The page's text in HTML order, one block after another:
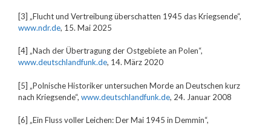
[3] „Flucht und Vertreibung überschatten 1945 das Kriegsende“,
www.ndr.de, 15. Mai 2025
[4] „Nach der Übertragung der Ostgebiete an Polen“,
www.deutschlandfunk.de, 14. März 2020
[5] „Polnische Historiker untersuchen Morde an Deutschen kurz
nach Kriegsende“, www.deutschlandfunk.de, 24. Januar 2008
[6] „Ein Fluss voller Leichen: Der Mai 1945 in Demmin“,